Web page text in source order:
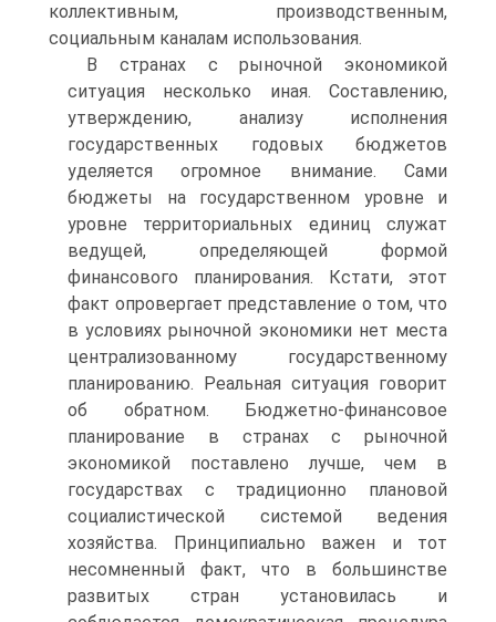
коллективным, производственным,
социальным каналам использования.
В странах с рыночной экономикой
ситуация несколько иная. Составлению,
утверждению, анализу исполнения
государственных годовых бюджетов
уделяется огромное внимание. Сами
бюджеты на государственном уровне и
уровне территориальных единиц служат
ведущей, определяющей формой
финансового планирования. Кстати, этот
факт опровергает представление о том, что
в условиях рыночной экономики нет места
централизованному государственному
планированию. Реальная ситуация говорит
об обратном. Бюджетно-финансовое
планирование в странах с рыночной
экономикой поставлено лучше, чем в
государствах с традиционно плановой
социалистической системой ведения
хозяйства. Принципиально важен и тот
несомненный факт, что в большинстве
развитых стран установилась и